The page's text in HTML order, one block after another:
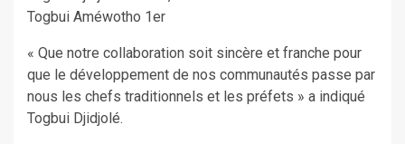
Togbui Améwotho 1er
« Que notre collaboration soit sincère et franche pour
que le développement de nos communautés passe par
nous les chefs traditionnels et les préfets » a indiqué
Togbui Djidjolé.